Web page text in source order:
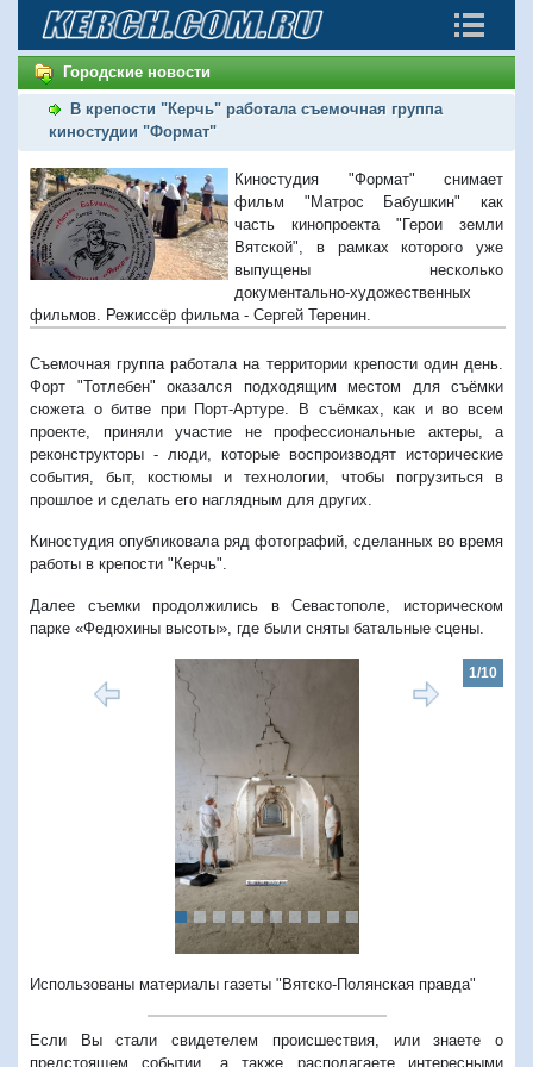
Городские новости
В крепости "Керчь" работала съемочная группа
киностудии "Формат"
Киностудия "Формат" снимает
фильм "Матрос Бабушкин" как
часть кинопроекта "Герои земли
Вятской", в рамках которого уже
выпущены несколько
документально-художественных
фильмов. Режиссёр фильма - Сергей Теренин.
Съемочная группа работала на территории крепости один день.
Форт "Тотлебен" оказался подходящим местом для съёмки
сюжета о битве при Порт-Артуре. В съёмках, как и во всем
проекте, приняли участие не профессиональные актеры, а
реконструкторы - люди, которые воспроизводят исторические
события, быт, костюмы и технологии, чтобы погрузиться в
прошлое и сделать его наглядным для других.
Киностудия опубликовала ряд фотографий, сделанных во время
работы в крепости "Керчь".
Далее съемки продолжились в Севастополе, историческом
парке «Федюхины высоты», где были сняты батальные сцены.
1/10
Использованы материалы газеты "Вятско-Полянская правда"
Если Вы стали свидетелем происшествия, или знаете о
предстоящем событии, а также располагаете интересными